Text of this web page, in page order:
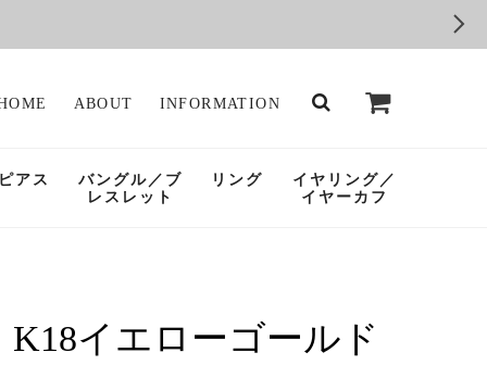
ABOUT INFORMATION
アス
バングル／ブ
レスレット
リング
イヤリング／
イヤーカフ
K18イエローゴールド